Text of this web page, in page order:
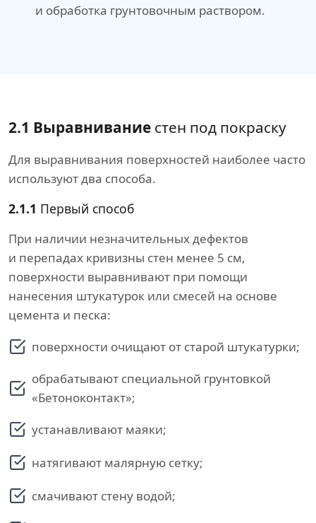
и обработка грунтовочным раствором.
2.1 Выравнивание стен под покраску
Для выравнивания поверхностей наиболее часто
используют два способа.
2.1.1 Первый способ
При наличии незначительных дефектов
и перепадах кривизны стен менее 5 см,
поверхности выравнивают при помощи
нанесения штукатурок или смесей на основе
цемента и песка:
поверхности очищают от старой штукатурки;
обрабатывают специальной грунтовкой
«Бетоноконтакт»;
устанавливают маяки;
натягивают малярную сетку;
смачивают стену водой;